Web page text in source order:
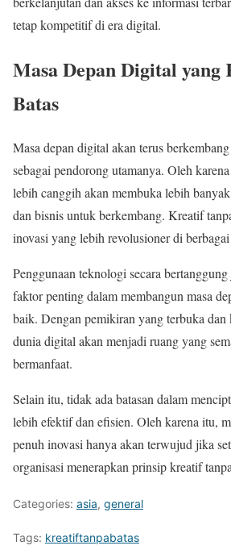
tetap kompetitif di era digital.
Masa Depan Digital
Batas
Masa depan digital akan terus
sebagai pendorong utamanya. Oleh
lebih canggih akan membuka lebih
dan bisnis untuk berkembang. Kreatif
inovasi yang lebih revolusioner di
Penggunaan teknologi secara
faktor penting dalam membangun masa
baik. Dengan pemikiran yang terbuka dan
dunia digital akan menjadi ruang yang
bermanfaat.
Selain itu, tidak ada batasan dalam
lebih efektif dan efisien. Oleh karena itu,
penuh inovasi hanya akan terwujud jika
organisasi menerapkan prinsip kreatif
Categories: asia, general
Tags: kreatiftanpabatas